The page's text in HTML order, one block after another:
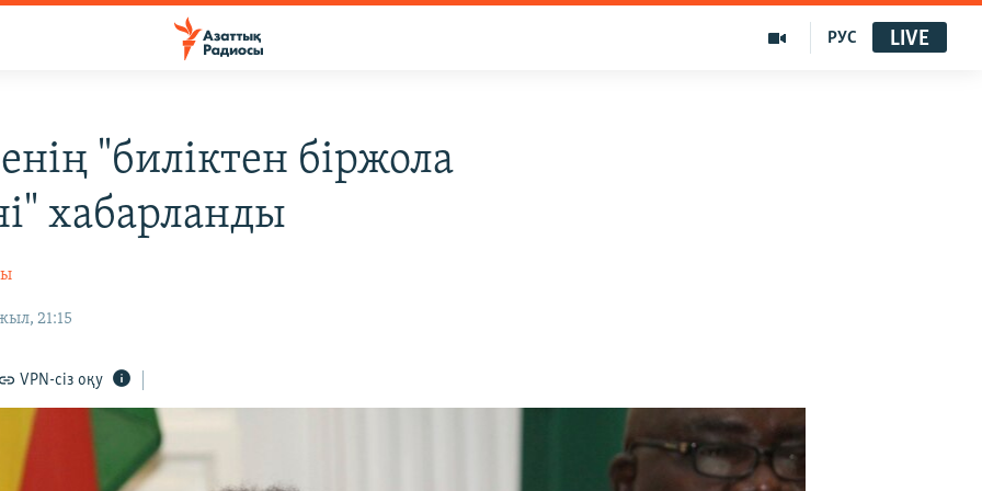
РУС LIVE
"биліктен біржола
хабарланды
21:15
VPN-сіз оқу